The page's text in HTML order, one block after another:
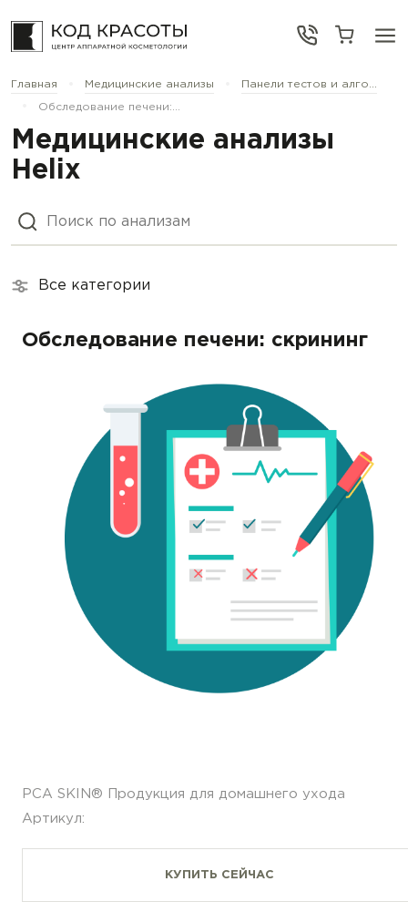
Главная Медицинские анализы Панели тестов и алго...
Обследование печени:...
Медицинские анализы
Helix
Все категории
Обследование печени: скрининг
РСА SKIN® Продукция для домашнего ухода
Артикул:
КУПИТЬ СЕЙЧАС